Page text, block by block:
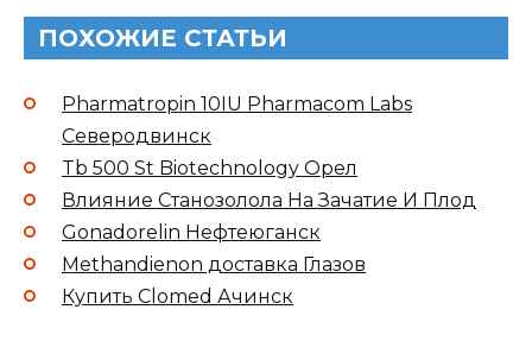
ПОХОЖИЕ СТАТЬИ
Pharmatropin 10IU Pharmacom Labs
Северодвинск
Tb 500 St Biotechnology Орел
Влияние Станозолола На Зачатие И Плод
Gonadorelin Нефтеюганск
Methandienon доставка Глазов
Купить Clomed Ачинск